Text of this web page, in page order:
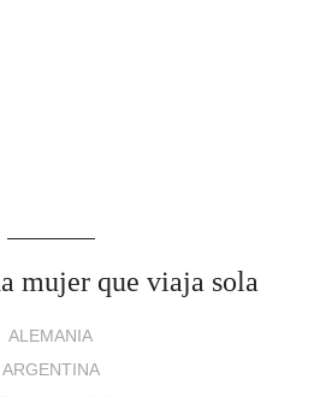
mujer que viaja sola
ALEMANIA
ARGENTINA